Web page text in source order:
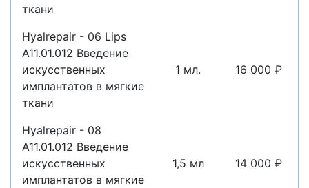
ткани
Hyalrepair - 06 Lips
A11.01.012 Введение
искусственных
имплантатов в мягкие
ткани
1 мл. 16 000 ₽
Hyalrepair - 08
A11.01.012 Введение
искусственных
имплантатов в мягкие
1,5 мл 14 000 ₽